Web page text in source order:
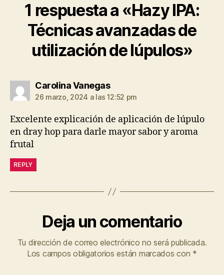
1 respuesta a «Hazy IPA:
Técnicas avanzadas de
utilización de lúpulos»
Carolina Vanegasdice:
26 marzo, 2024 a las 12:52 pm
Excelente explicación de aplicación de lúpulo
en dray hop para darle mayor sabor y aroma
frutal
REPLY
Deja un comentario
Tu dirección de correo electrónico no será publicada.
Los campos obligatorios están marcados con *